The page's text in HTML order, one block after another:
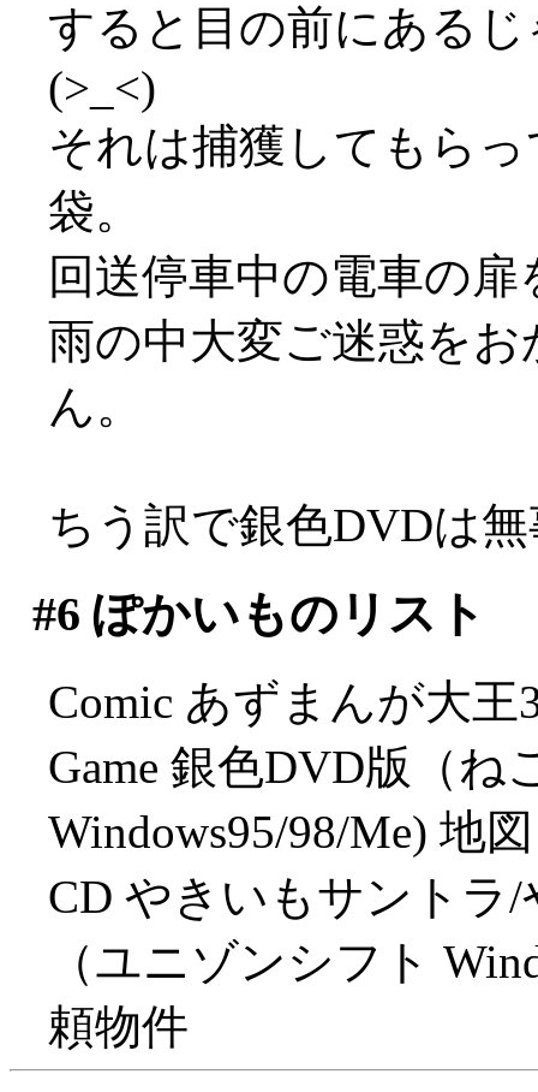
すると目の前にある
(>_<)
それは捕獲してもら
袋。
回送停車中の電車の
雨の中大変ご迷惑を
ん。
ちう訳で銀色DVDは
#6 ぽかいものリスト
Comic あずまんが大王
Game 銀色DVD版（
Windows95/98/Me) 地図
CD やきいもサントラ
（ユニゾンシフト
頼物件